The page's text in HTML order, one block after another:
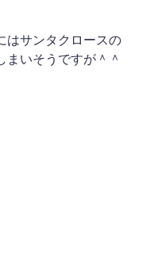
はサンタクロースの
まいそうですが＾＾